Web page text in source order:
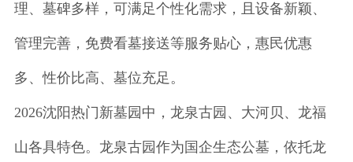
理、墓碑多样，可满足个性化需求，且设备新颖、
管理完善，免费看墓接送等服务贴心，惠民优惠
多、性价比高、墓位充足。
2026沈阳热门新墓园中，龙泉古园、大河贝、龙福
山各具特色。龙泉古园作为国企生态公墓，依托龙